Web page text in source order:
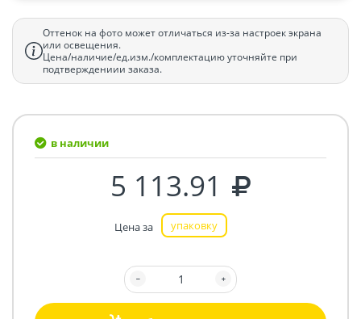
Оттенок на фото может отличаться из-за настроек экрана
или освещения.
Цена/наличие/ед.изм./комплектацию уточняйте при
подтверждениии заказа.
в наличии
5 113.91
Цена за упаковку